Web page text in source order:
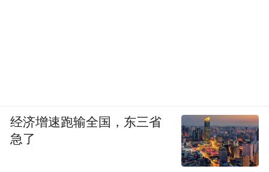
经济增速跑输全国，东三省
急了